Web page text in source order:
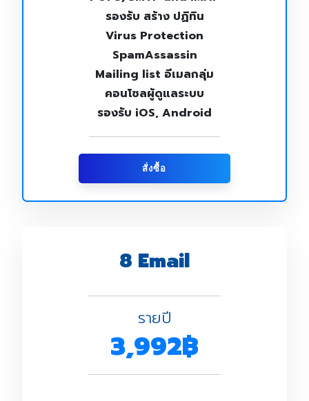
รองรับ สร้าง ปฏิทิน
Virus Protection
SpamAssassin
Mailing list อีเมลกลุ่ม
คอนโซลผู้ดูแลระบบ
รองรับ iOS, Android
สั่งซื้อ
8 Email
รายปี
3,992฿